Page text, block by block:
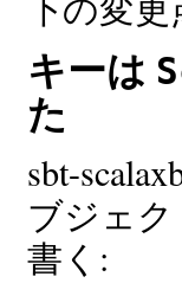
キーは
た
sbt-
ブジェ
書く: